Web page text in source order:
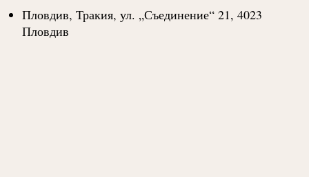
Пловдив, Тракия, ул. „Съединение“ 21, 4023
Пловдив